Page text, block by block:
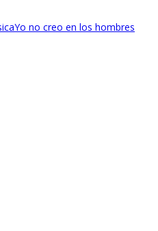
Yo no creo en los hombres